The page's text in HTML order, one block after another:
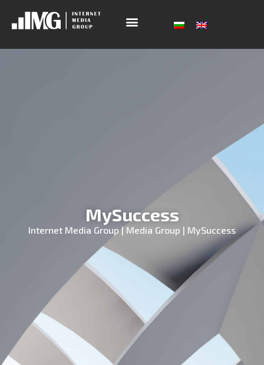
MySuccess
Internet Media Group| Media Group | MySuccess